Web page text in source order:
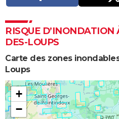
RISQUE
DES-LOUPS
Carte des zones
Loups
+
−